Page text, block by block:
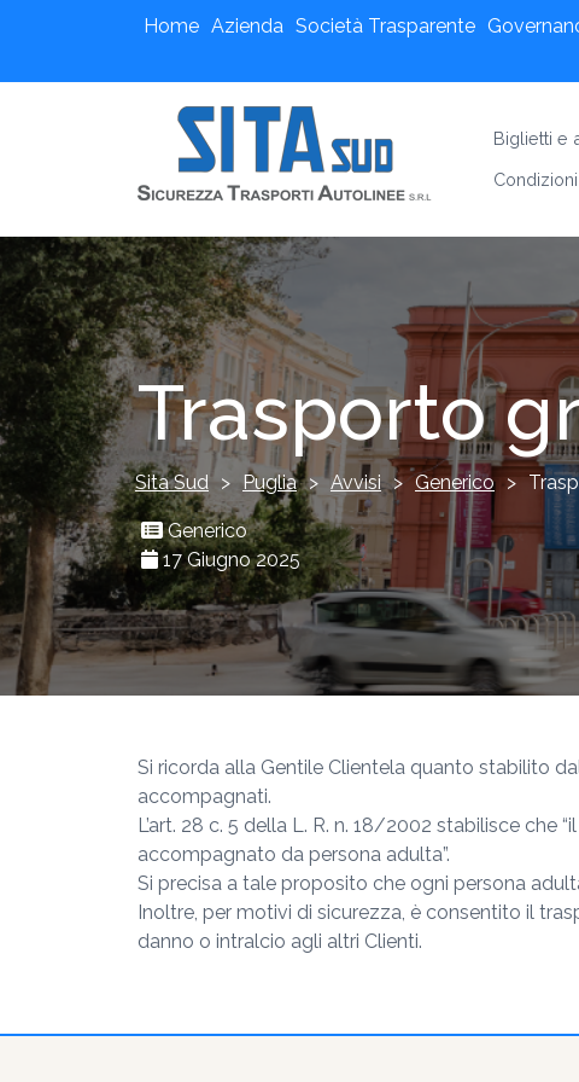
Home Azienda Società Trasparente
Biglietti e
Trasporto
Sita Sud > Puglia > Avvisi > Generico >
Generico
17 Giugno 2025
Si ricorda alla Gentile Clientela quanto stabilito
accompagnati.
L’art. 28 c. 5 della L. R. n. 18/2002 stabilisce
accompagnato da persona adulta”.
Si precisa a tale proposito che ogni persona
Inoltre, per motivi di sicurezza, è consentito il
danno o intralcio agli altri Clienti.